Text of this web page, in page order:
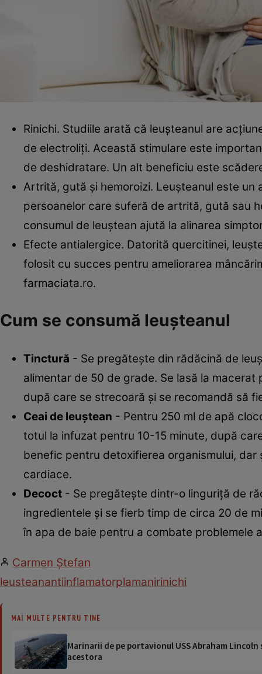
Rinichi. Studiile arată că leuşteanul are
de electroliţi. Această stimulare este
de deshidratare. Un alt beneficiu este
Artrită, gută şi hemoroizi. Leuşteanul este
persoanelor care suferă de artrită, gută sau
consumul de leuştean ajută la alinarea
Efecte antialergice. Datorită quercitinei,
folosit cu succes pentru ameliorarea
farmaciata.ro.
Cum se consumă leuşteanul
Tinctură - Se pregăteşte din rădăcină de
alimentar de 50 de grade. Se lasă la
după care se strecoară şi se recomandă să
Ceai de leuştean - Pentru 250 ml de apă
totul la infuzat pentru 10-15 minute, după
benefic pentru detoxifierea organismului,
cardiace.
Decoct - Se pregăteşte dintr-o linguriţă de
ingredientele şi se fierb timp de circa 20 de
în apa de baie pentru a combate problemele
Carmen Ştefan
leusteanantiinflamatorplamanirinichi
MAI MULTE PENTRU TINE
Marinarii de pe portavionul USS Abraham
acestora